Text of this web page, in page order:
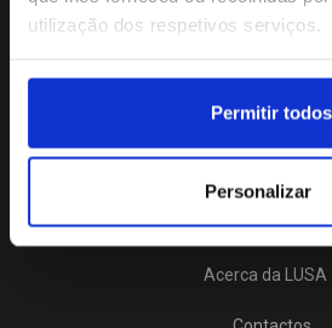
utilização dos respetivos serviços.
Permitir todos
Personalizar
Rua Dr.João Couto
(+351)
Social
Acerca da LUSA